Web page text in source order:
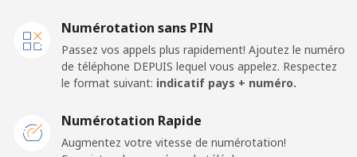
Mobile
American Samoa
Ligne fixe ⁦14.9p⁩
Numérotation sans PIN
Passez vos appels plus rapidement! Ajoutez le numéro
de téléphone DEPUIS lequel vous appelez. Respectez
le format suivant: indicatif pays + numéro.
Numérotation Rapide
Augmentez votre vitesse de numérotation!